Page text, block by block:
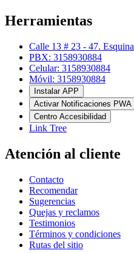
Herramientas
Calle 13 # 23 - 47. Esquina
PBX: 3158930884
Celular: 3158930884
Móvil: 3158930884
Instalar APP
Activar Notificaciones PWA
Centro Accesibilidad
Link Tree
Atención al cliente
Contacto
Recomendar
Sugerencias
Quejas y reclamos
Testimonios
Términos y condiciones
Rutas del sitio